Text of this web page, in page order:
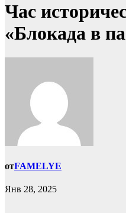
Час
«Блокада в
отFAMELYE
Янв 28, 2025